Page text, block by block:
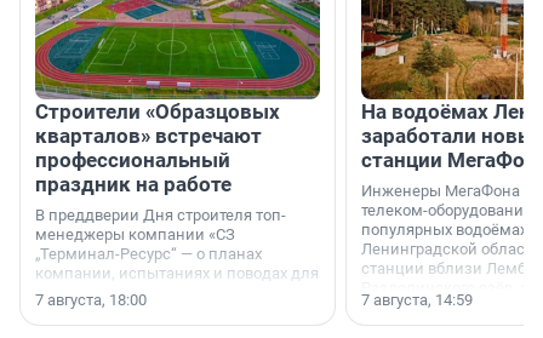
Строители «Образцовых
кварталов» встречают
профессиональный
праздник на работе
В преддверии Дня строителя топ-
менеджеры компании «СЗ
„Терминал-Ресурс“ — о планах
компании, испытаниях и поводах для
осторожного оптимизма.
7 августа, 18:00
На водоёмах
заработали
станции
Инженеры МегаФона
телеком-оборудование
популярных водоёмах
Ленинградской
станции вблизи
недалеко от Большого
водопада.
7 августа, 14:59